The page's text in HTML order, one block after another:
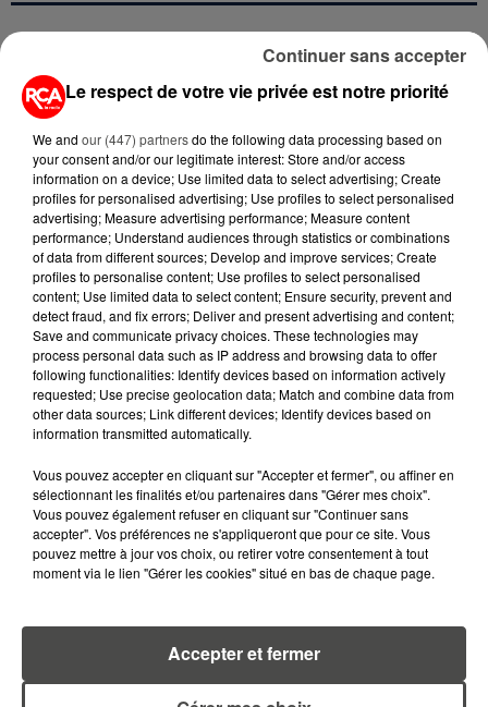
RCA
Voir toute l'équipe RCA
DIMITRI COUTAND
Journaliste
MARGOT DOUÉTIL
Journaliste
Journaliste
Le respect de votre vie privée est notre priorité
We and our (447) partnersdo the following data processing based on
your consent and/or our legitimate interest: Store and/or access
information on a device; Use limited data to select advertising; Create
profiles for personalised advertising; Use profiles to select personalised
advertising; Measure advertising performance; Measure content
performance; Understand audiences through statistics or combinations
of data from different sources; Develop and improve services; Create
profiles to personalise content; Use profiles to select personalised
content; Use limited data to select content; Ensure security, prevent and
detect fraud, and fix errors; Deliver and present advertising and content;
Save and communicate privacy choices. These technologies may
process personal data such as IP address and browsing data to offer
following functionalities: Identify devices based on information actively
requested; Use precise geolocation data; Match and combine data from
other data sources; Link different devices; Identify devices based on
information transmitted automatically.
Vous pouvez accepter en cliquant sur "Accepter et fermer", ou affiner en
sélectionnant les finalités et/ou partenaires dans "Gérer mes choix".
Vous pouvez également refuser en cliquant sur "Continuer sans
accepter". Vos préférences ne s'appliqueront que pour ce site. Vous
pouvez mettre à jour vos choix, ou retirer votre consentement à tout
moment via le lien "Gérer les cookies" situé en bas de chaque page.
Accepter et fermer
Continuer sans accepter